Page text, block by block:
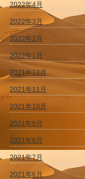
2022年4月
2022年3月
2022年2月
2022年1月
2021年12月
2021年11月
2021年10月
2021年9月
2021年8月
2021年7月
2021年6月